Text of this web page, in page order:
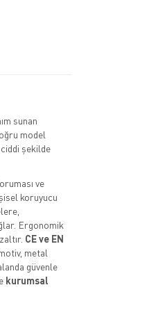
sunan
model
şekilde
ve
koruyucu
Ergonomik
CE ve EN
metal
güvenle
kurumsal